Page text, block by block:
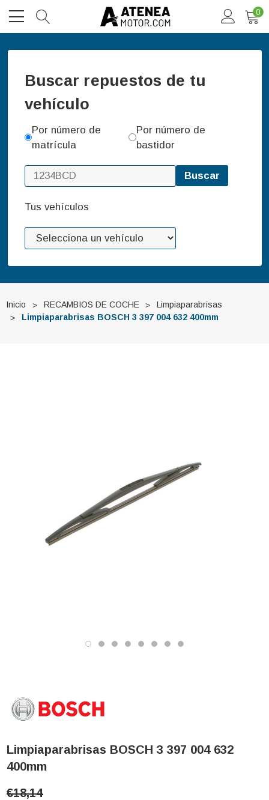
0
Buscar repuestos de tu
vehículo
Por número de
matrícula
Por número de
bastidor
Buscar
Tus vehículos
Inicio RECAMBIOS DE COCHE
Limpiaparabrisas
Limpiaparabrisas BOSCH 3 397 004 632 400mm
Limpiaparabrisas BOSCH 3 397 004 632
400mm
€18,14